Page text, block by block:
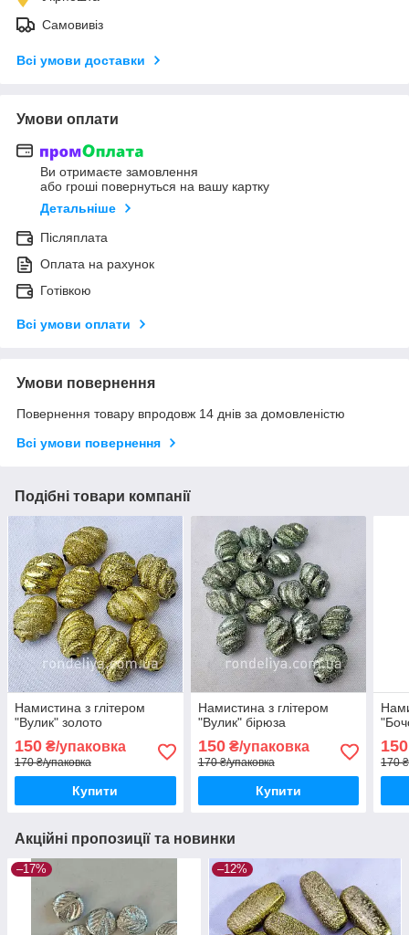
Самовивіз
Всі умови доставки
Умови оплати
Ви отримаєте замовлення
або гроші повернуться на вашу картку
Детальніше
Післяплата
Оплата на рахунок
Готівкою
Всі умови оплати
Умови повернення
Повернення товару впродовж 14 днів за домовленістю
Всі умови повернення
Подібні товари компанії
Намистина з глітером
"Вулик" золото
150 ₴/упаковка
170 ₴/упаковка
Купити
Намистина з глітером
"Вулик" бірюза
150₴/упаковка
170 ₴/упаковка
Купити
150
170
Акційні пропозиції та новинки
–17% –12%